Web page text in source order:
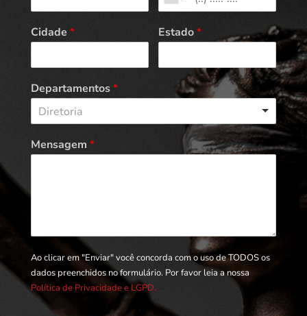
Cidade * Estado*
Departamentos*
Diretoria
Mensagem *
Ao clicar em "Enviar" você concorda com o uso de TODOS os
dados preenchidos no formulário. Por favor leia a nossa
Política de Privacidade e LGPD.